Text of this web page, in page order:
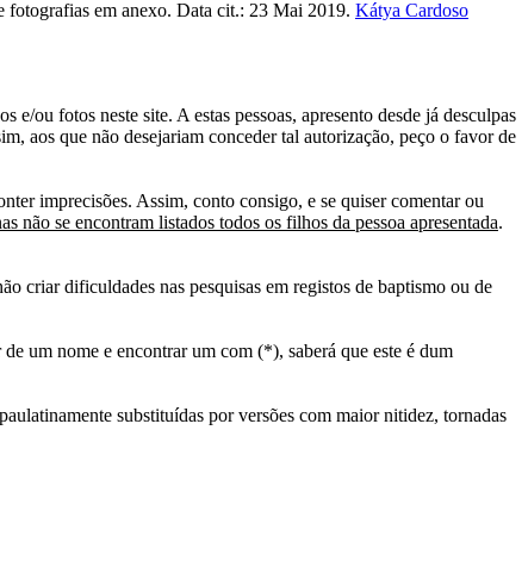
fotografias em anexo. Data cit.: 23 Mai 2019. Kátya Cardoso
ou fotos neste site. A estas pessoas, apresento desde já desculpas
aos que não desejariam conceder tal autorização, peço o favor de
imprecisões. Assim, conto consigo, e se quiser comentar ou
não se encontram listados todos os filhos da pessoa apresentada.
criar dificuldades nas pesquisas em registos de baptismo ou de
um nome e encontrar um com (*), saberá que este é dum
substituídas por versões com maior nitidez, tornadas